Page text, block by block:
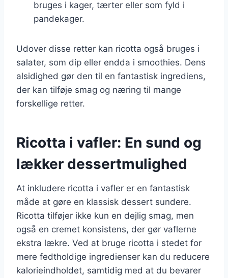
bruges i kager, tærter eller som fyld i
pandekager.
Udover disse retter kan ricotta også bruges i
salater, som dip eller endda i smoothies. Dens
alsidighed gør den til en fantastisk ingrediens,
der kan tilføje smag og næring til mange
forskellige retter.
Ricotta i vafler: En sund og
lækker dessertmulighed
At inkludere ricotta i vafler er en fantastisk
måde at gøre en klassisk dessert sundere.
Ricotta tilføjer ikke kun en dejlig smag, men
også en cremet konsistens, der gør vaflerne
ekstra lækre. Ved at bruge ricotta i stedet for
mere fedtholdige ingredienser kan du reducere
kalorieindholdet, samtidig med at du bevarer